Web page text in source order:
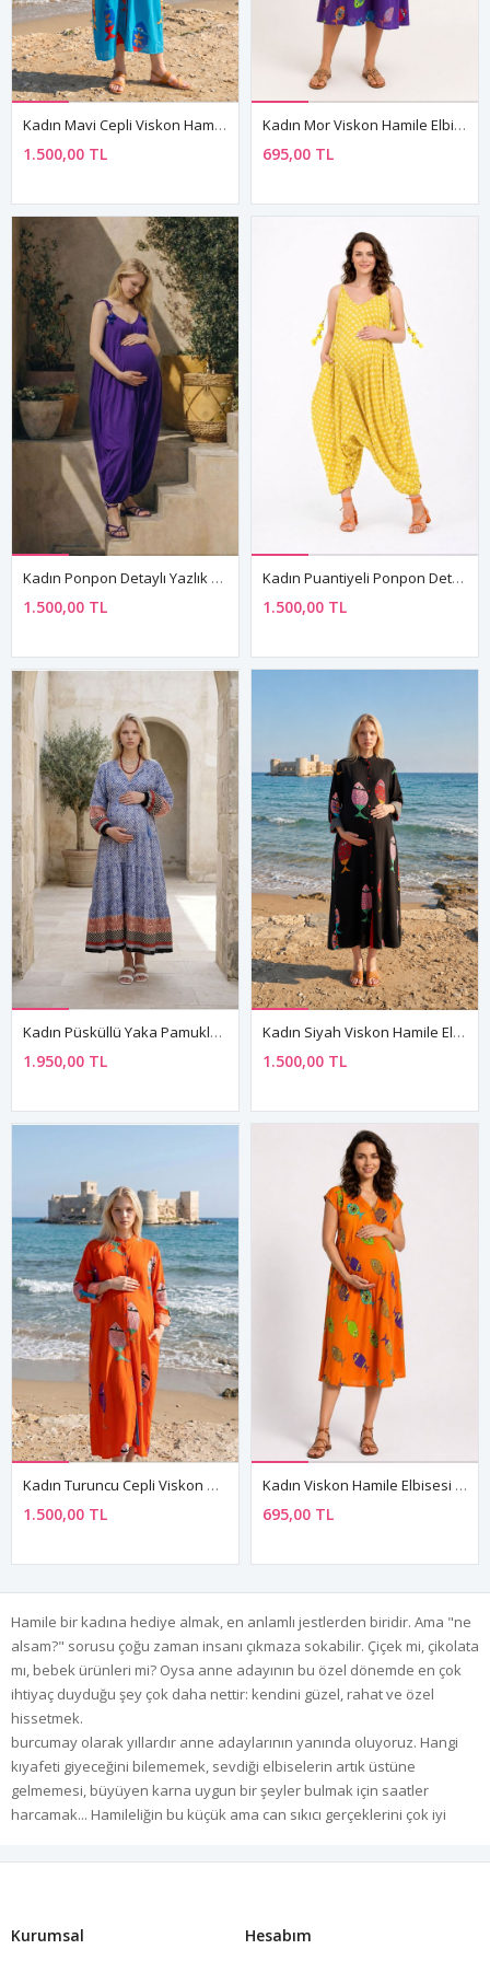
Kadın Mavi Cepli Viskon Hamile Elbisesi Hakim Yaka Truvakar Kol Yazlık Uzun Balık Desenli
1.500,00 TL
Kadın Mor Viskon Hamile Elbisesi Desenli Yazlık Rahat Kesim Midi Elbise
695,00 TL
Kadın Ponpon Detaylı Yazlık Pamuklu Viskon Mor Hamile Tulum Elbise
1.500,00 TL
Kadın Puantiyeli Ponpon Detaylı Yazlık Pamuklu Viskon Sarı Hamile Tulum Elbise
1.500,00 TL
Kadın Püsküllü Yaka Pamuklu Hamile Elbisesi Marin Desenli Uzun Kollu Yazlık Elbise
1.950,00 TL
Kadın Siyah Viskon Hamile Elbisesi Hakim Yaka Truvakar Kol Yazlık Uzun Balık Desenli Gömlek Model
1.500,00 TL
Kadın Turuncu Cepli Viskon Hamile Elbisesi Hakim Yaka Truvakar Kol Yazlık Uzun Balık Desenli
1.500,00 TL
Kadın Viskon Hamile Elbisesi Turuncu Balık Desenli Yazlık Günlük Elbise
695,00 TL
Hamile bir kadına hediye almak, en anlamlı jestlerden biridir. Ama "ne
alsam?" sorusu çoğu zaman insanı çıkmaza sokabilir. Çiçek mi, çikolata
mı, bebek ürünleri mi? Oysa anne adayının bu özel dönemde en çok
ihtiyaç duyduğu şey çok daha nettir: kendini güzel, rahat ve özel
hissetmek.
burcumay olarak yıllardır anne adaylarının yanında oluyoruz. Hangi
kıyafeti giyeceğini bilememek, sevdiği elbiselerin artık üstüne
gelmemesi, büyüyen karna uygun bir şeyler bulmak için saatler
harcamak... Hamileliğin bu küçük ama can sıkıcı gerçeklerini çok iyi
ona hem konfor hem de özgüven kazandıran bir giyim parçası
Neden Giyim Hediyesi?
Kurumsal Hesabım